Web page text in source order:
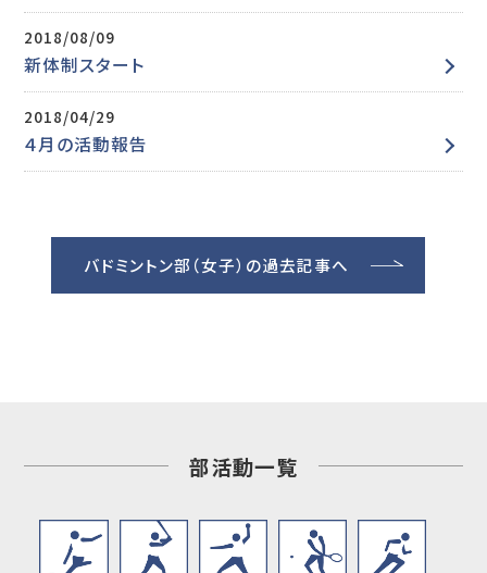
2018/08/09
新体制スタート
2018/04/29
４月の活動報告
バドミントン部（女子）の過去記事へ
部活動一覧